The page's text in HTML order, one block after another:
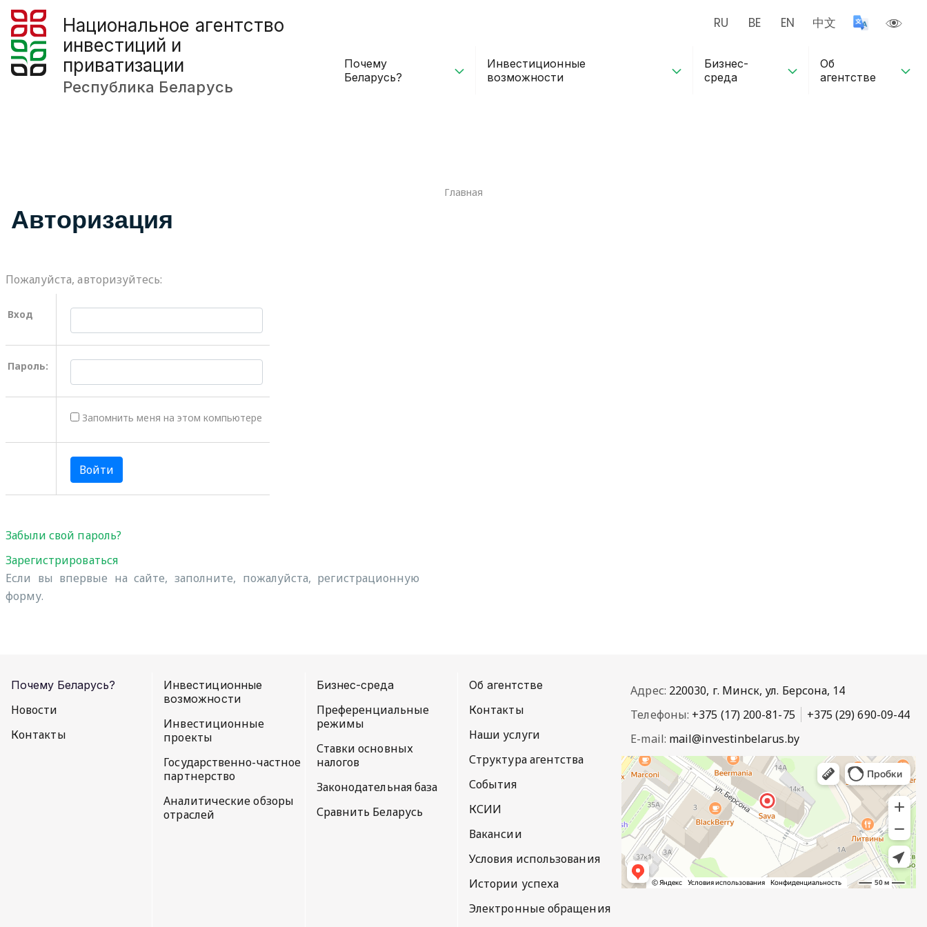
Национальное агентство
инвестиций и
приватизации
Республика Беларусь
RU BE EN 中文
Почему
Беларусь?
Инвестиционные
возможности
Бизнес-
среда
Об
агентстве
Главная
Авторизация
Пожалуйста, авторизуйтесь:
Вход
Пароль:
Запомнить меня на этом компьютере
Забыли свой пароль?
Зарегистрироваться
Если вы впервые на сайте, заполните, пожалуйста, регистрационную
форму.
Почему Беларусь?
Новости
Контакты
Инвестиционные
возможности
Инвестиционные
проекты
Государственно-частное
партнерство
Аналитические обзоры
отраслей
Бизнес-среда
Преференциальные
режимы
Ставки основных
налогов
Законодательная база
Сравнить Беларусь
Об агентстве
Контакты
Наши услуги
Структура агентства
События
КСИИ
Вакансии
Условия использования
Истории успеха
Электронные обращения
Адрес: 220030, г. Минск, ул. Берсона, 14
Телефоны: +375 (17) 200-81-75
+375 (29) 690-09-44
E-mail: mail@investinbelarus.by